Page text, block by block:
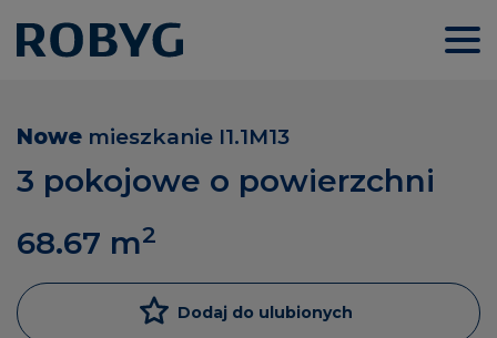
Nowe mieszkanie I1.1M13
3 pokojowe o powierzchni
68.67 m2
Dodaj do ulubionych